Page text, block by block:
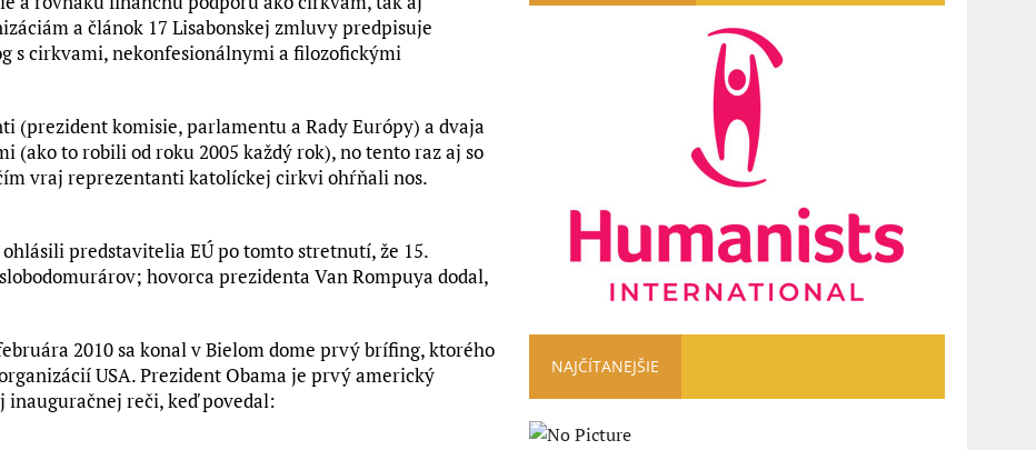
a článok 17 Lisabonskej zmluvy predpisuje
s cirkvami, nekonfesionálnymi a filozofickými
(prezident komisie, parlamentu a Rady Európy) a dvaja
to robili od roku 2005 každý rok), no tento raz aj so
vraj reprezentanti katolíckej cirkvi ohŕňali nos.
predstavitelia EÚ po tomto stretnutí, že 15.
hovorca prezidenta Van Rompuya dodal,
2010 sa konal v Bielom dome prvý brífing, ktorého
USA. Prezident Obama je prvý americký
reči, keď povedal:
NAJČÍTANEJŠIE